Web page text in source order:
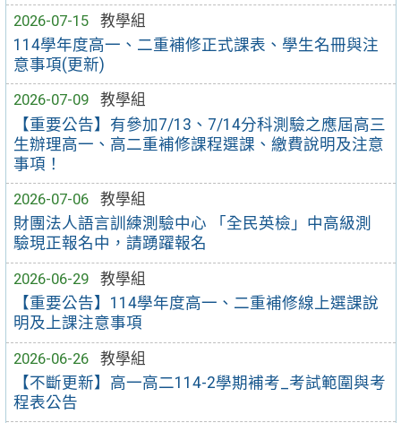
2026-07-15
教學組
114學年度高一、二重補修正式課表、學生名冊與注
意事項(更新)
2026-07-09
教學組
【重要公告】有參加7/13、7/14分科測驗之應屆高三
生辦理高一、高二重補修課程選課、繳費說明及注意
事項！
2026-07-06
教學組
財團法人語言訓練測驗中心 「全民英檢」中高級測
驗現正報名中，請踴躍報名
2026-06-29
教學組
【重要公告】114學年度高一、二重補修線上選課說
明及上課注意事項
2026-06-26
教學組
【不斷更新】高一高二114-2學期補考_考試範圍與考
程表公告